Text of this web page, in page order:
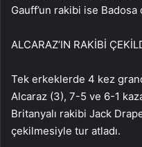
Gauff’un rakibi ise Badosa
ALCARAZ’IN RAKİBİ
Tek erkeklerde 4 kez
Alcaraz (3), 7-5 ve 6-1
Britanyalı rakibi Jack
çekilmesiyle tur atladı.